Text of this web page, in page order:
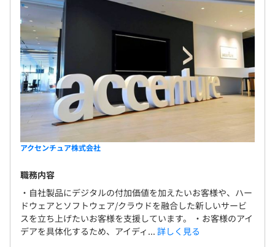
アクセンチュア株式会社
職務内容
・自社製品にデジタルの付加価値を加えたいお客様や、ハー
ドウェアとソフトウェア/クラウドを融合した新しいサービ
スを立ち上げたいお客様を支援しています。 ・お客様のアイ
デアを具体化するため、アイディ... 詳しく見る